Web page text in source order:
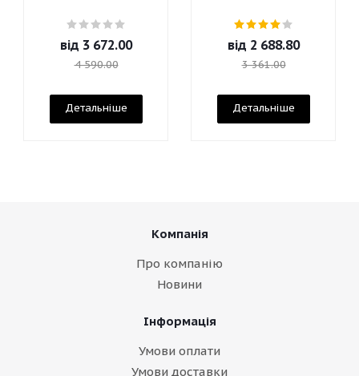
від 3 672.00
4 590.00
Детальніше
від 2 688.80
3 361.00
Детальніше
Компанія
Про компанію
Новини
Інформація
Умови оплати
Умови доставки